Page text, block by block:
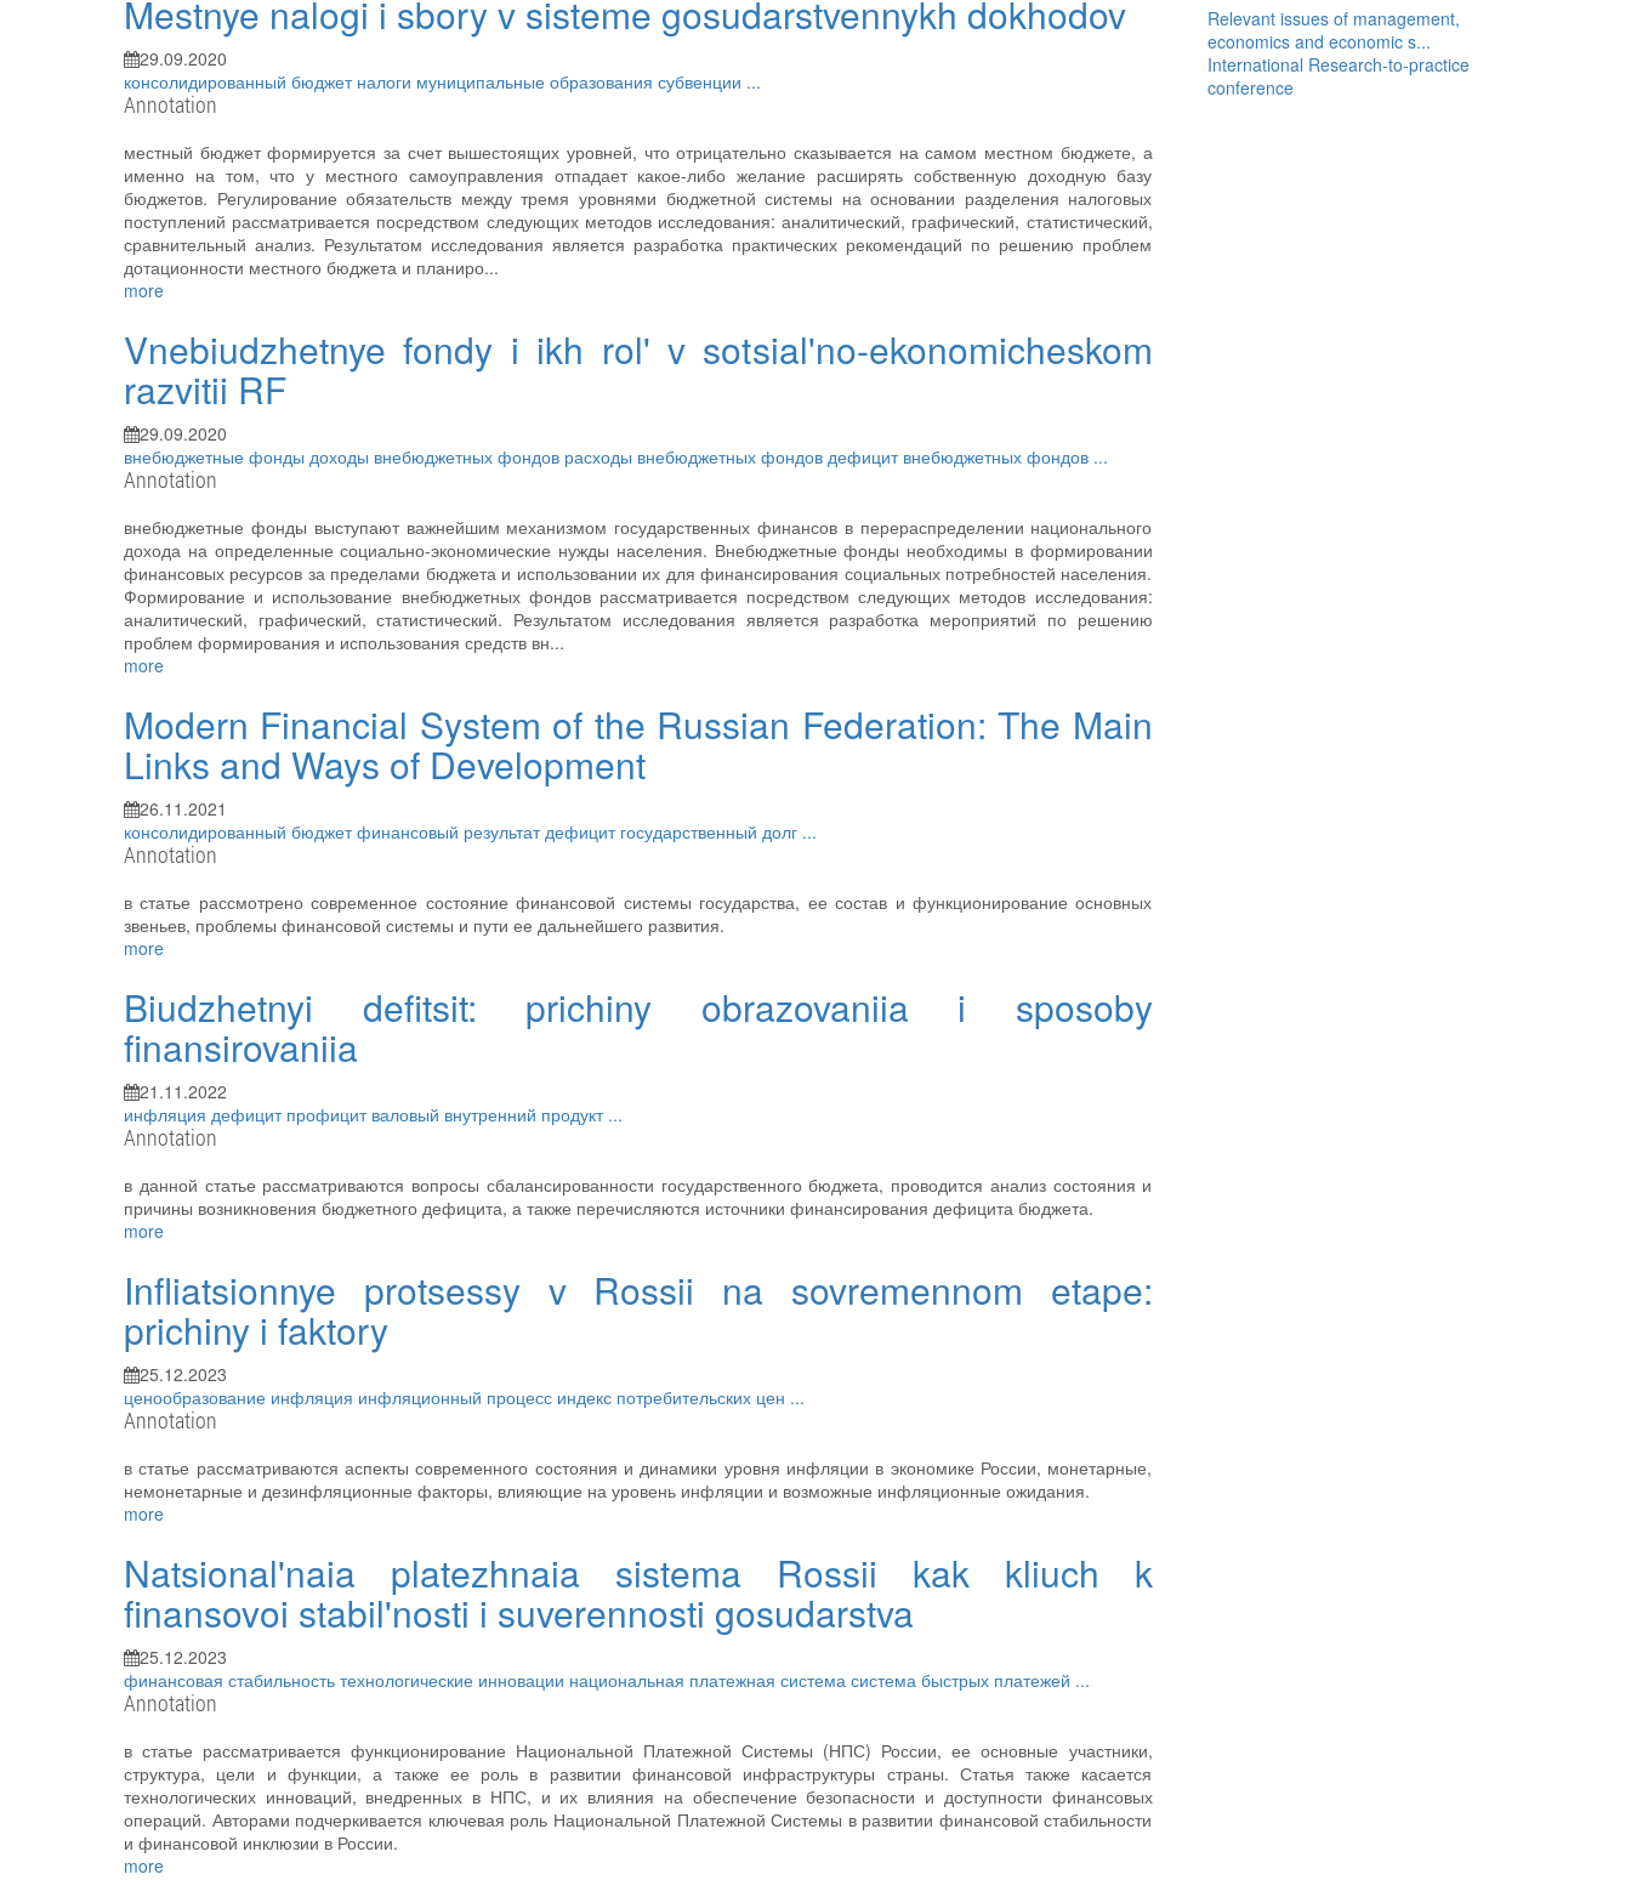
Mestnye nalogi i sbory v sisteme gosudarstvennykh dokhodov
29.09.2020
консолидированный бюджет налоги муниципальные образования субвенции ...
Annotation
местный бюджет формируется за счет вышестоящих уровней, что отрицательно сказывается на самом местном бюджете, а
именно на том, что у местного самоуправления отпадает какое-либо желание расширять собственную доходную базу
бюджетов. Регулирование обязательств между тремя уровнями бюджетной системы на основании разделения налоговых
поступлений рассматривается посредством следующих методов исследования: аналитический, графический, статистический,
сравнительный анализ. Результатом исследования является разработка практических рекомендаций по решению проблем
дотационности местного бюджета и планиро...
more
Vnebiudzhetnye fondy i ikh rol' v sotsial'no-ekonomicheskom
razvitii RF
29.09.2020
внебюджетные фонды доходы внебюджетных фондов расходы внебюджетных фондов дефицит внебюджетных фондов ...
Annotation
внебюджетные фонды выступают важнейшим механизмом государственных финансов в перераспределении национального
дохода на определенные социально-экономические нужды населения. Внебюджетные фонды необходимы в формировании
финансовых ресурсов за пределами бюджета и использовании их для финансирования социальных потребностей населения.
Формирование и использование внебюджетных фондов рассматривается посредством следующих методов исследования:
аналитический, графический, статистический. Результатом исследования является разработка мероприятий по решению
проблем формирования и использования средств вн...
more
Modern Financial System of the Russian Federation: The Main
Links and Ways of Development
26.11.2021
консолидированный бюджетфинансовый результатдефицит государственный долг ...
Annotation
в статье рассмотрено современное состояние финансовой системы государства, ее состав и функционирование основных
звеньев, проблемы финансовой системы и пути ее дальнейшего развития.
more
Biudzhetnyi defitsit: prichiny obrazovaniia i sposoby
finansirovaniia
21.11.2022
инфляция дефицит профицит валовый внутренний продукт ...
Annotation
в данной статье рассматриваются вопросы сбалансированности государственного бюджета, проводится анализ состояния и
причины возникновения бюджетного дефицита, а также перечисляются источники финансирования дефицита бюджета.
more
Infliatsionnye protsessy v Rossii na sovremennom etape:
prichiny i faktory
25.12.2023
ценообразование инфляция инфляционный процесс индекс потребительских цен ...
Annotation
в статье рассматриваются аспекты современного состояния и динамики уровня инфляции в экономике России, монетарные,
немонетарные и дезинфляционные факторы, влияющие на уровень инфляции и возможные инфляционные ожидания.
more
Natsional'naia platezhnaia sistema Rossii kak kliuch k
finansovoi stabil'nosti i suverennosti gosudarstva
25.12.2023
финансовая стабильность технологические инновации национальная платежная система система быстрых платежей ...
Annotation
в статье рассматривается функционирование Национальной Платежной Системы (НПС) России, ее основные участники,
структура, цели и функции, а также ее роль в развитии финансовой инфраструктуры страны. Статья также касается
технологических инноваций, внедренных в НПС, и их влияния на обеспечение безопасности и доступности финансовых
операций. Авторами подчеркивается ключевая роль Национальной Платежной Системы в развитии финансовой стабильности
и финансовой инклюзии в России.
more
Relevant issues of management,
economics and economic s...
International Research-to-practice
conference